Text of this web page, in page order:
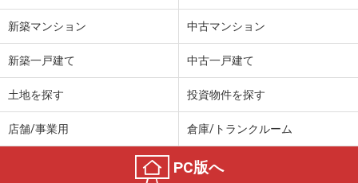
新築マンション 中古マンション
新築一戸建て 中古一戸建て
土地を探す 投資物件を探す
店舗/事業用 倉庫/トランクルーム
PC版へ